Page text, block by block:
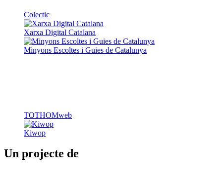
Colectic
Xarxa Digital Catalana
Minyons Escoltes i Guies de Catalunya
TOTHOMweb
Kiwop
Un projecte de